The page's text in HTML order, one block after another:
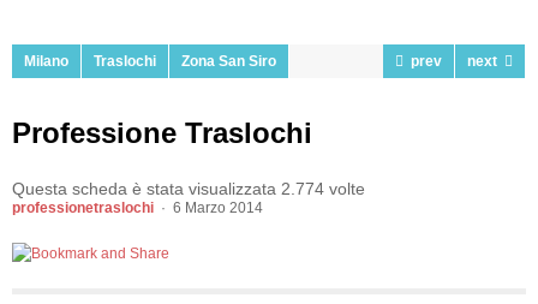
Milano Traslochi Zona San Siro prev next
Professione Traslochi
Questa scheda è stata visualizzata 2.774 volte
professionetraslochi 6 Marzo 2014